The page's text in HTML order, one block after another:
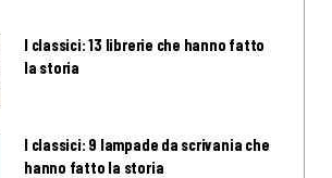
I classici: 13 librerie che hanno fatto
la storia
I classici: 9 lampade da scrivania che
hanno fatto la storia